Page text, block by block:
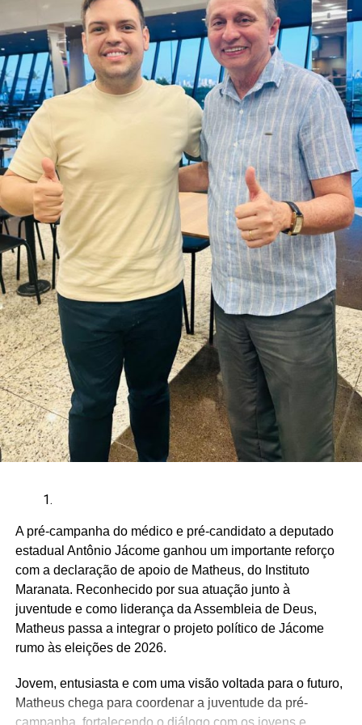
A pré-campanha do médico e pré-candidato a deputado
estadual Antônio Jácome ganhou um importante reforço
com a declaração de apoio de Matheus, do Instituto
Maranata. Reconhecido por sua atuação junto à
juventude e como liderança da Assembleia de Deus,
Matheus passa a integrar o projeto político de Jácome
rumo às eleições de 2026.
Jovem, entusiasta e com uma visão voltada para o futuro,
Matheus chega para coordenar a juventude da pré-
campanha, fortalecendo o diálogo com os jovens e